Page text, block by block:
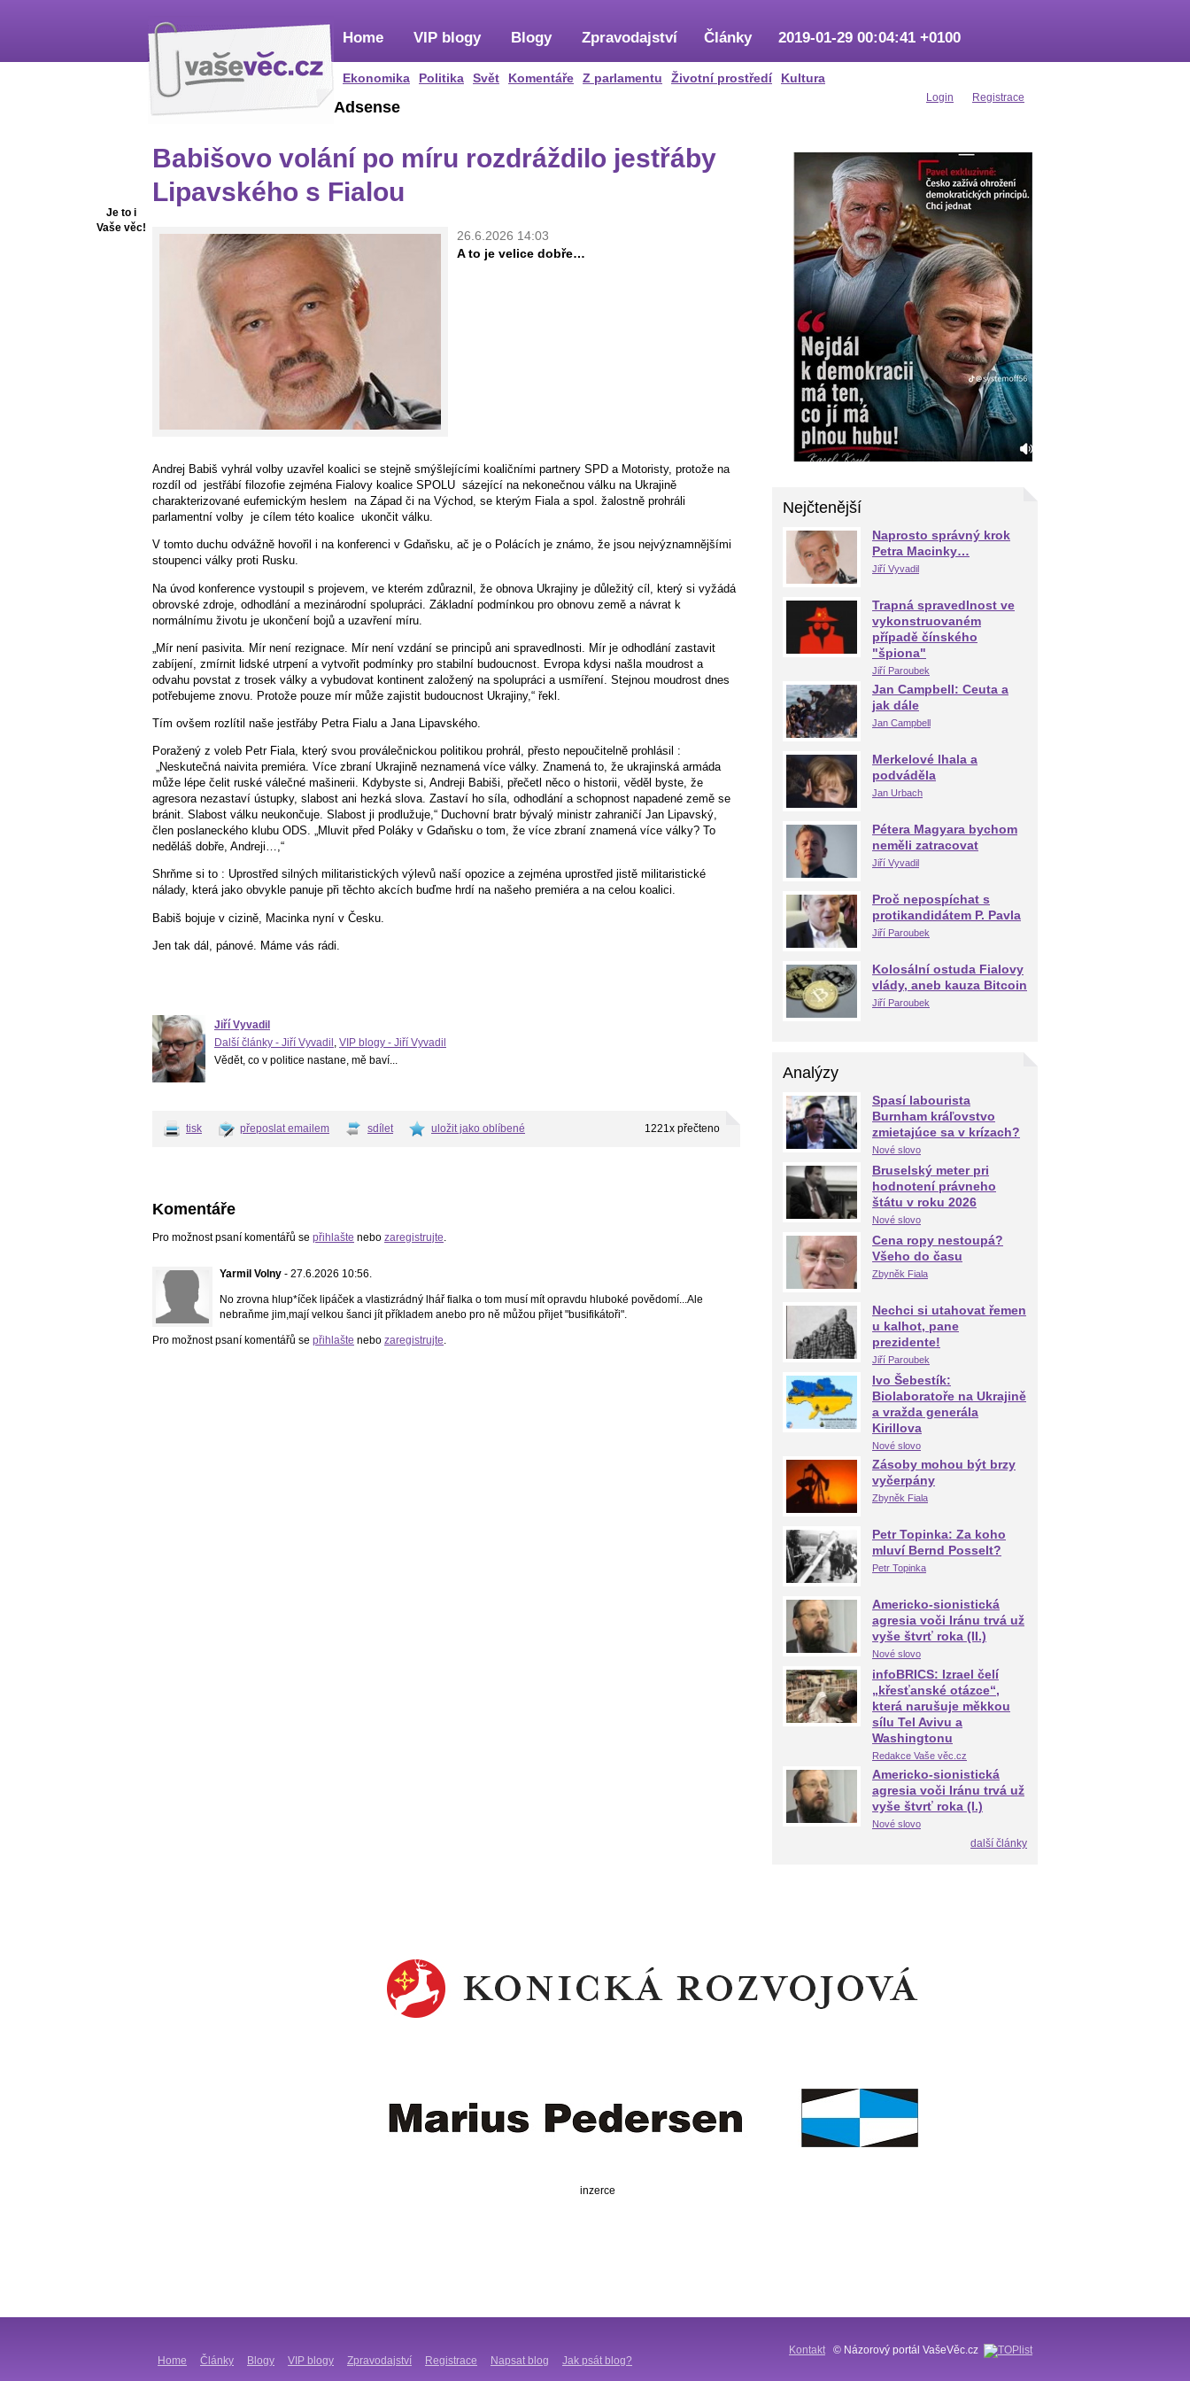
Home
Ekonomika Politika Svět Komentáře Z parlamentu Životní prostředí Kultura
VIP blogy Blogy Zpravodajství Články 2019-01-29 00:04:41 +0100
Login Registrace
Je to i
Vaše věc!
Adsense
Babišovo volání po míru rozdráždilo jestřáby
Lipavského s Fialou
26.6.2026 14:03
A to je velice dobře…
Andrej Babiš vyhrál volby uzavřel koalici se stejně smýšlejícími koaličními partnery SPD a Motoristy, protože na
rozdíl od jestřábí filozofie zejména Fialovy koalice SPOLU sázející na nekonečnou válku na Ukrajině
charakterizované eufemickým heslem na Západ či na Východ, se kterým Fiala a spol. žalostně prohráli
parlamentní volby je cílem této koalice ukončit válku.
V tomto duchu odvážně hovořil i na konferenci v Gdaňsku, ač je o Polácích je známo, že jsou nejvýznamnějšími
stoupenci války proti Rusku.
Na úvod konference vystoupil s projevem, ve kterém zdůraznil, že obnova Ukrajiny je důležitý cíl, který si vyžádá
obrovské zdroje, odhodlání a mezinárodní spolupráci. Základní podmínkou pro obnovu země a návrat k
normálnímu životu je ukončení bojů a uzavření míru.
„Mír není pasivita. Mír není rezignace. Mír není vzdání se principů ani spravedlnosti. Mír je odhodlání zastavit
zabíjení, zmírnit lidské utrpení a vytvořit podmínky pro stabilní budoucnost. Evropa kdysi našla moudrost a
odvahu povstat z trosek války a vybudovat kontinent založený na spolupráci a usmíření. Stejnou moudrost dnes
potřebujeme znovu. Protože pouze mír může zajistit budoucnost Ukrajiny,“ řekl.
Tím ovšem rozlítil naše jestřáby Petra Fialu a Jana Lipavského.
Poražený z voleb Petr Fiala, který svou proválečnickou politikou prohrál, přesto nepoučitelně prohlásil :
„Neskutečná naivita premiéra. Více zbraní Ukrajině neznamená více války. Znamená to, že ukrajinská armáda
může lépe čelit ruské válečné mašinerii. Kdybyste si, Andreji Babiši, přečetl něco o historii, věděl byste, že
agresora nezastaví ústupky, slabost ani hezká slova. Zastaví ho síla, odhodlání a schopnost napadené země se
bránit. Slabost válku neukončuje. Slabost ji prodlužuje,“ Duchovní bratr bývalý ministr zahraničí Jan Lipavský,
člen poslaneckého klubu ODS. „Mluvit před Poláky v Gdaňsku o tom, že více zbraní znamená více války? To
neděláš dobře, Andreji…,“
Shrňme si to : Uprostřed silných militaristických výlevů naší opozice a zejména uprostřed jistě militaristické
nálady, která jako obvykle panuje při těchto akcích buďme hrdí na našeho premiéra a na celou koalici.
Babiš bojuje v cizině, Macinka nyní v Česku.
Jen tak dál, pánové. Máme vás rádi.
Jiří Vyvadil
Další články - Jiří Vyvadil , VIP blogy - Jiří Vyvadil
Vědět, co v politice nastane, mě baví...
tisk přeposlat emailem sdílet uložit jako oblíbené 1221x přečteno
Komentáře
Pro možnost psaní komentářů se přihlašte nebo zaregistrujte.
Yarmil Volny - 27.6.2026 10:56.
No zrovna hlup*íček lipáček a vlastizrádný lhář fialka o tom musí mít opravdu hluboké povědomí...Ale
nebraňme jim,mají velkou šanci jít příkladem anebo pro ně můžou přijet "busifikátoři".
Pro možnost psaní komentářů se přihlašte nebo zaregistrujte.
Nejčtenější
Naprosto správný krok
Petra Macinky…
Jiří Vyvadil
Trapná spravedlnost ve
vykonstruovaném
případě čínského
"špiona"
Jiří Paroubek
Jan Campbell: Ceuta a
jak dále
Jan Campbell
Merkelové lhala a
podváděla
Jan Urbach
Pétera Magyara bychom
neměli zatracovat
Jiří Vyvadil
Proč nepospíchat s
protikandidátem P. Pavla
Jiří Paroubek
Kolosální ostuda Fialovy
vlády, aneb kauza Bitcoin
Jiří Paroubek
Analýzy
Spasí labourista
Burnham kráľovstvo
zmietajúce sa v krízach?
Nové slovo
Bruselský meter pri
hodnotení právneho
štátu v roku 2026
Nové slovo
Cena ropy nestoupá?
Všeho do času
Zbyněk Fiala
Nechci si utahovat řemen
u kalhot, pane
prezidente!
Jiří Paroubek
Ivo Šebestík:
Biolaboratoře na Ukrajině
a vražda generála
Kirillova
Nové slovo
Zásoby mohou být brzy
vyčerpány
Zbyněk Fiala
Petr Topinka: Za koho
mluví Bernd Posselt?
Petr Topinka
Americko-sionistická
agresia voči Iránu trvá už
vyše štvrť roka (II.)
Nové slovo
infoBRICS: Izrael čelí
„křesťanské otázce“,
která narušuje měkkou
sílu Tel Avivu a
Washingtonu
Redakce Vaše věc.cz
Americko-sionistická
agresia voči Iránu trvá už
vyše štvrť roka (I.)
Nové slovo
další články
inzerce
Home Články Blogy VIP blogy Zpravodajství Registrace Napsat blog Jak psát blog?
Kontakt © Názorový portál VašeVěc.cz